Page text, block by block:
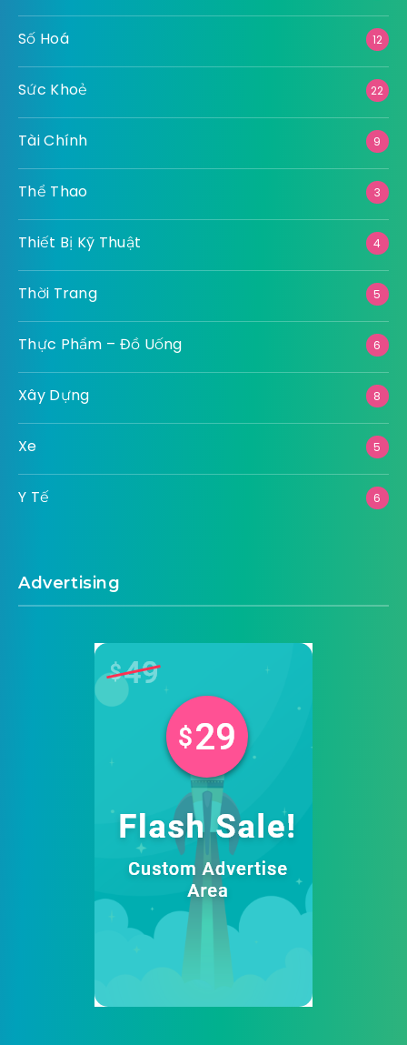
Số Hoá 12
Sức Khoẻ 22
Tài Chính 9
Thể Thao 3
Thiết Bị Kỹ Thuật 4
Thời Trang 5
Thực Phẩm – Đồ Uống 6
Xây Dựng 8
Xe 5
Y Tế 6
Advertising